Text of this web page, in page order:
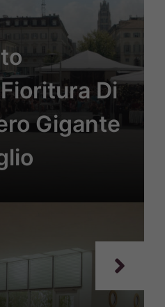
Di
Gigante